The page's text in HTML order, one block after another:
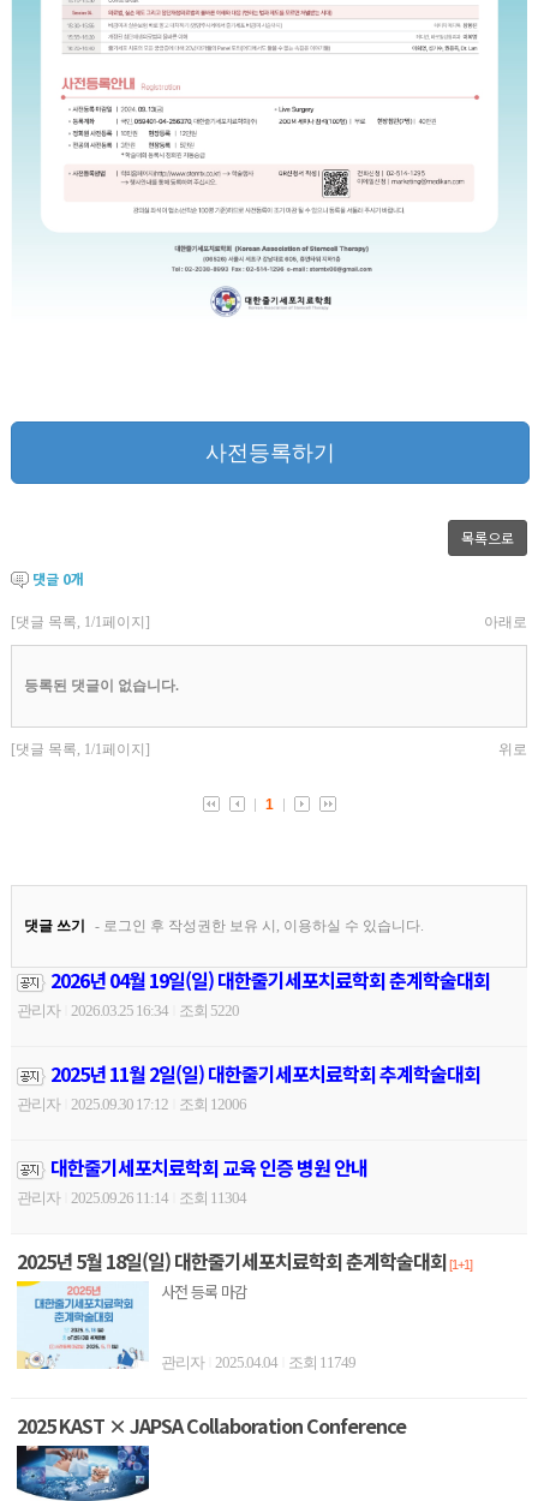
사전등록하기
목록으로
댓글 0개
2026년 04월 19일(일) 대한줄기세포치료학회 춘계학술대회
관리자 2026.03.25 16:34 조회 5220
2025년 11월 2일(일) 대한줄기세포치료학회 추계학술대회
관리자 2025.09.30 17:12 조회 12006
대한줄기세포치료학회 교육 인증 병원 안내
관리자 2025.09.26 11:14 조회 11304
2025년 5월 18일(일) 대한줄기세포치료학회 춘계학술대회[1+1]
사전 등록 마감
관리자 2025.04.04 조회 11749
2025 KAST × JAPSA Collaboration Conference